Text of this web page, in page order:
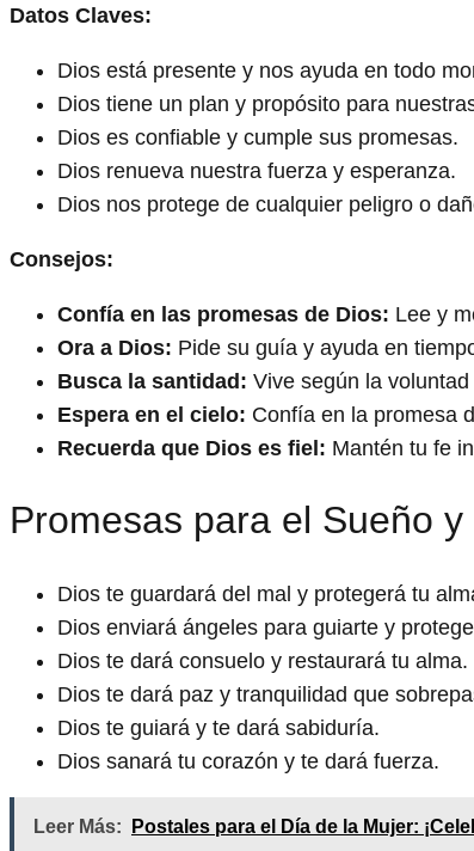
Datos Claves:
Dios está presente y nos ayuda en todo
Dios tiene un plan y propósito para
Dios es confiable y cumple sus promesas.
Dios renueva nuestra fuerza y esperanza.
Dios nos protege de cualquier peligro o
Consejos:
Confía en las promesas de Dios: Lee y
Ora a Dios: Pide su guía y ayuda en
Busca la santidad: Vive según la
Espera en el cielo: Confía en la promesa
Recuerda que Dios es fiel: Mantén tu fe
Promesas para el Sueño y
Dios te guardará del mal y protegerá tu
Dios enviará ángeles para guiarte y
Dios te dará consuelo y restaurará tu alma.
Dios te dará paz y tranquilidad que
Dios te guiará y te dará sabiduría.
Dios sanará tu corazón y te dará fuerza.
Leer Más: Postales para el Día de la Mujer: